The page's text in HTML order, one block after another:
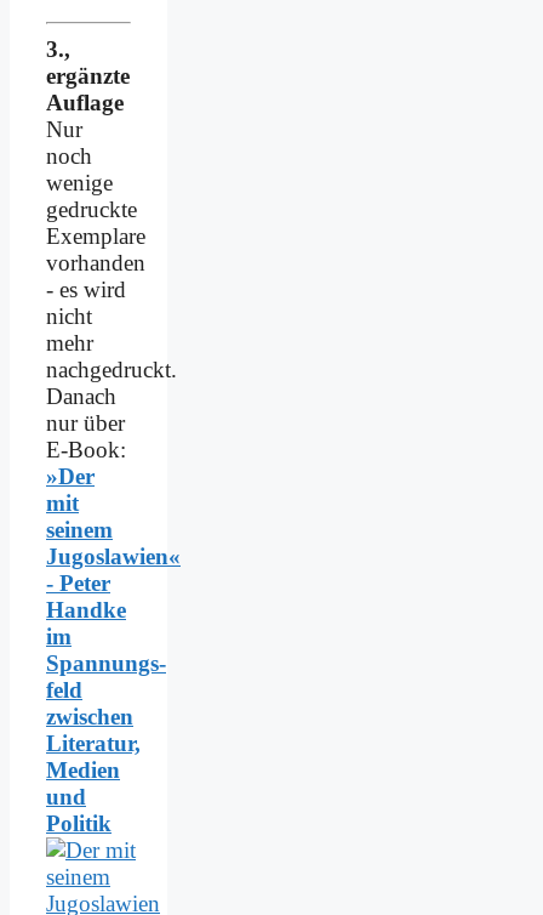
3.,
ergänzte
Auflage
Nur
noch
wenige
gedruckte
Exemplare
vorhanden
- es wird
nicht
mehr
nachgedruckt.
Danach
nur über
E-Book:
»Der
mit
seinem
Jugoslawien«
- Peter
Handke
im
Spannungs­
feld
zwischen
Literatur,
Medien
und
Politik